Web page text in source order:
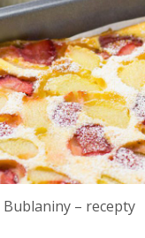
Bublaniny – recepty